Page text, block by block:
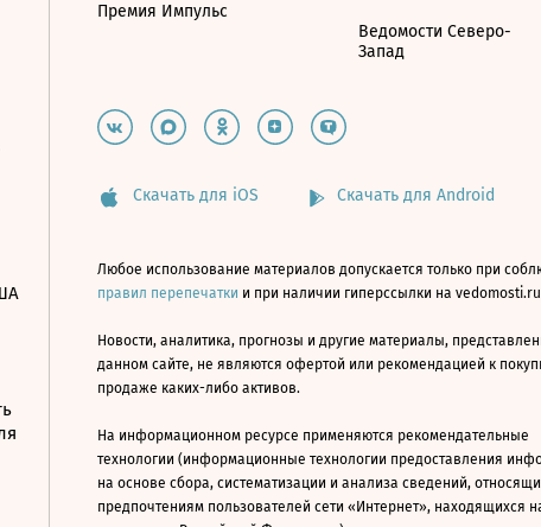
Премия Импульс
Ведомости Северо-
Запад
Скачать для iOS Скачать для Android
Любое использование материалов допускается только при
правил перепечатки и при наличии гиперссылки на vedomosti.ru
Новости, аналитика, прогнозы и другие материалы,
данном сайте, не являются офертой или рекомендацией к
продаже каких-либо активов.
На информационном ресурсе применяются рекомендательные
технологии (информационные технологии предоставления
на основе сбора, систематизации и анализа сведений,
предпочтениям пользователей сети «Интернет», находящихся